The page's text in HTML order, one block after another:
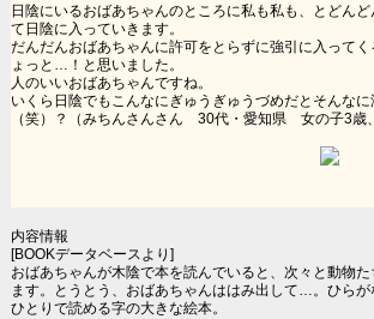
日陰にいるおばあちゃんのところに私も私も、とどん
て日陰に入っていきます。
だんだんおばあちゃんに許可をとらずに強引に入って
ょっと…！と思いました。
人のいいおばあちゃんですね。
いくら日陰でもこんなにぎゅうぎゅうづめだとそんな
（笑）？（みちんさんさん 30代・愛知県 女の子3歳
内容情報
[BOOKデータベースより]
おばあちゃんが木陰で本を読んでいると、次々と動物
ます。とうとう、おばあちゃんははみ出して…。ひらが
ひとりで読める字の大きな絵本。